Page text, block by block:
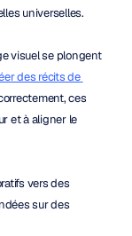
universelles.
visuel se plongent
des récits de
ces
et à aligner le
vers des
sur des